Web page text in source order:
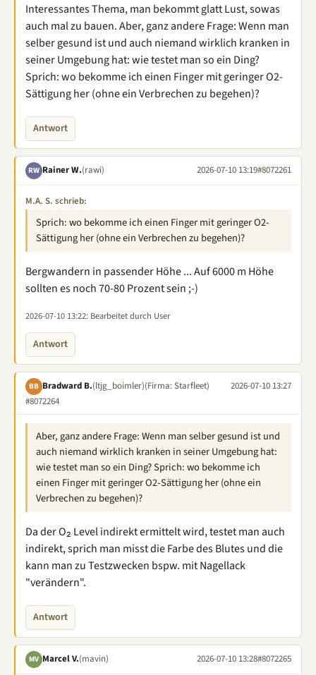
Interessantes Thema, man bekommt glatt Lust, sowas
auch mal zu bauen. Aber, ganz andere Frage: Wenn man
selber gesund ist und auch niemand wirklich kranken in
seiner Umgebung hat: wie testet man so ein Ding?
Sprich: wo bekomme ich einen Finger mit geringer O2-
Sättigung her (ohne ein Verbrechen zu begehen)?
Antwort
RW Rainer W.(rawi) 2026-07-10 13:19#8072261
M.A. S. schrieb:
Sprich: wo bekomme ich einen Finger mit geringer O2-
Sättigung her (ohne ein Verbrechen zu begehen)?
Bergwandern in passender Höhe ... Auf 6000 m Höhe
sollten es noch 70-80 Prozent sein ;-)
2026-07-10 13:22: Bearbeitet durch User
Antwort
BB Bradward B.(ltjg_boimler)(Firma: Starfleet)
2026-07-10 13:27
#8072264
Aber, ganz andere Frage: Wenn man selber gesund ist und
auch niemand wirklich kranken in seiner Umgebung hat:
wie testet man so ein Ding? Sprich: wo bekomme ich
einen Finger mit geringer O2-Sättigung her (ohne ein
Verbrechen zu begehen)?
Da der O₂ Level indirekt ermittelt wird, testet man auch
indirekt, sprich man misst die Farbe des Blutes und die
kann man zu Testzwecken bspw. mit Nagellack
"verändern".
Antwort
MV Marcel V.(mavin) 2026-07-10 13:28#8072265